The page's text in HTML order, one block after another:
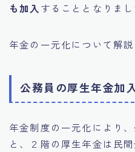
も加入 することとなりまし
年金の一元化について解説
公務員の厚生年金加
年金制度の一元化により
と、２階の厚生年金は民